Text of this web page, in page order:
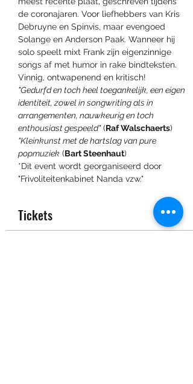
de coronajaren. Voor liefhebbers van Kris
Debruyne en Spinvis, maar evengoed
Solange en Anderson Paak. Wanneer hij
solo speelt mixt Frank zijn eigenzinnige
songs af met humor in rake bindteksten.
Vinnig, ontwapenend en kritisch!
"Gedurfd en toch heel toegankelijk, een eigen
identiteit, zowel in songwriting als in
arrangementen, nauwkeurig en toch
enthousiast gespeeld" (Raf Walschaerts)
"Kleinkunst met de hartslag van pure
popmuziek (Bart Steenhaut)
*Dit event wordt georganiseerd door
"Frivoliteitenkabinet Nanda vzw."
Tickets